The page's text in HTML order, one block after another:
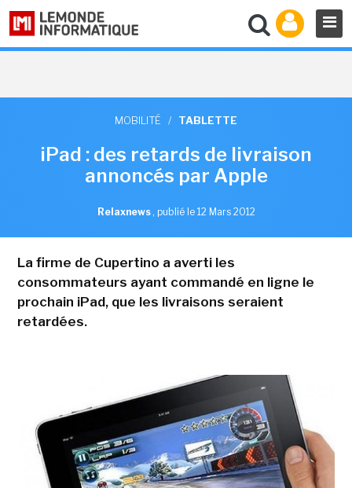
MOBILITÉ / TABLETTE
iPad : des retards de livraison
annoncés par Apple
Relaxnews , publié le 12 Mars 2012
La firme de Cupertino a averti les
consommateurs ayant commandé en ligne le
prochain iPad, que les livraisons seraient
retardées.